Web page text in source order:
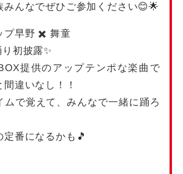
みんなでぜひご参加ください😊🌟
プ早野 ✖️ 舞童
初披露✨
提供のアップテンポな楽曲で
違いなし！！
ムで覚えて、みんなで一緒に踊ろ
番になるかも🎵